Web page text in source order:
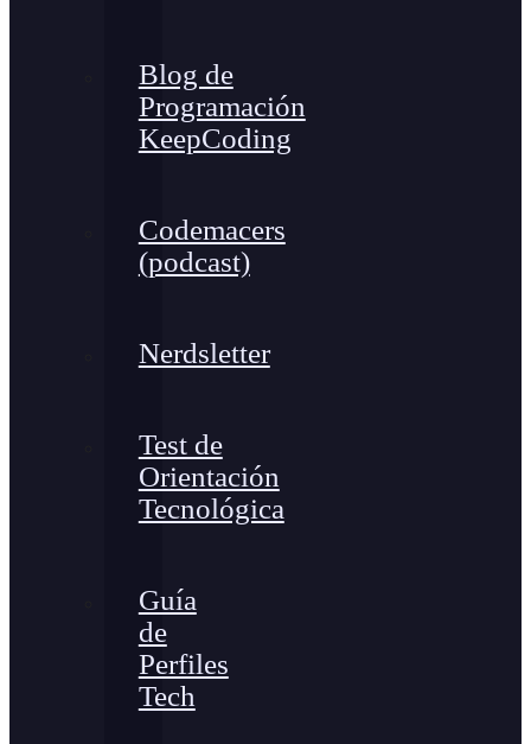
Blog de
Programación
KeepCoding
Codemacers
(podcast)
Nerdsletter
Test de
Orientación
Tecnológica
Guía
de
Perfiles
Tech